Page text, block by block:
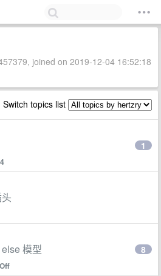
joined on 2019-12-04 16:52:18
Switch topics list
1
模型 8